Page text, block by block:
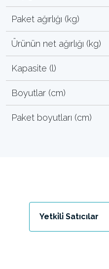
Paket ağırlığı (kg)
Ürünün net ağırlığı (kg)
Kapasite (l)
Boyutlar (cm)
Paket boyutları (cm)
Yetki̇li̇ Satıcılar